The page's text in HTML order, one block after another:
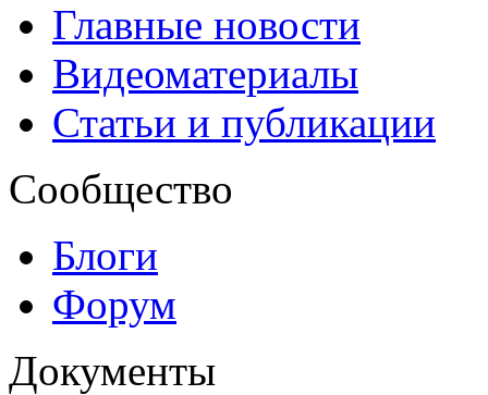
Главные новости
Видеоматериалы
Статьи и публикации
Сообщество
Блоги
Форум
Документы